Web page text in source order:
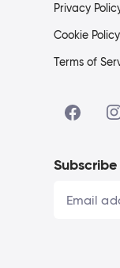
Privacy
Cookie Policy
Terms of